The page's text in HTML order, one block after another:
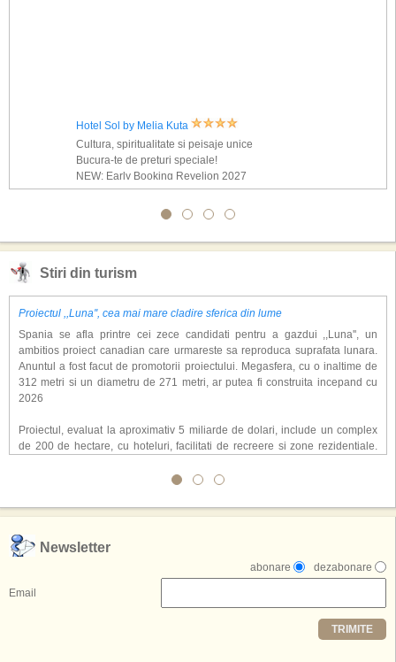
Hotel Sol by Melia Kuta
Cultura, spiritualitate si peisaje unice
Bucura-te de preturi speciale!
NEW: Early Booking Revelion 2027
Stiri din turism
Proiectul ,,Luna'', cea mai mare cladire sferica din lume
Spania se afla printre cei zece candidati pentru a gazdui ,,Luna'', un
ambitios proiect canadian care urmareste sa reproduca suprafata lunara.
Anuntul a fost facut de promotorii proiectului. Megasfera, cu o inaltime de
312 metri si un diametru de 271 metri, ar putea fi construita incepand cu
2026
Proiectul, evaluat la aproximativ 5 miliarde de dolari, include un complex
de 200 de hectare, cu hoteluri, facilitati de recreere si zone rezidentiale.
atragerea a pana la 10 milioane de turisti anual. �Luna� ar putea deveni
exclusiv simularea suprafetei lunare.
,,Credem ca exista sanse mari sa anuntam nu doar o locatie, ci poate mai
multe'', a declarat Michael R. Henderson, cofondator al Moon World
Resorts, citat de Gulf News. Potrivit acestuia, 2026 ar putea deveni un an
decisiv pentru reali zarea proiectului.
Printre celelalte tari care concureaza pentru a gazdui aceasta constructie
se numara Australia, Brazilia, China, Egipt, India, Polonia, Thailanda,
Newsletter
dezabonare
abonare
Email
TRIMITE